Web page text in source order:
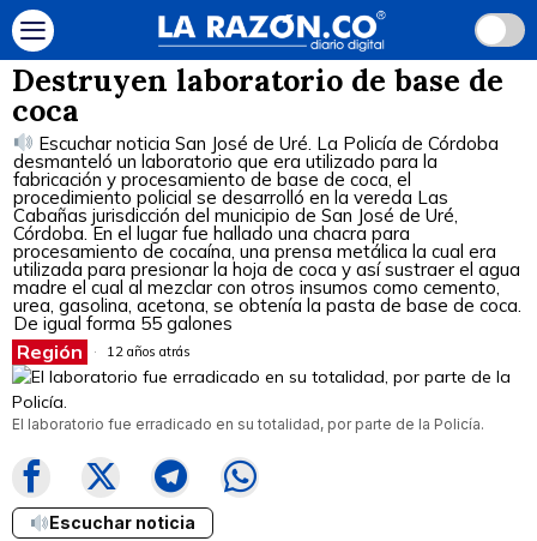
Destruyen laboratorio de base de
coca
Escuchar noticia San José de Uré. La Policía de Córdoba
desmanteló un laboratorio que era utilizado para la
fabricación y procesamiento de base de coca, el
procedimiento policial se desarrolló en la vereda Las
Cabañas jurisdicción del municipio de San José de Uré,
Córdoba. En el lugar fue hallado una chacra para
procesamiento de cocaína, una prensa metálica la cual era
utilizada para presionar la hoja de coca y así sustraer el agua
madre el cual al mezclar con otros insumos como cemento,
urea, gasolina, acetona, se obtenía la pasta de base de coca.
De igual forma 55 galones
Región 12 años atrás
El laboratorio fue erradicado en su totalidad, por parte de la Policía.
Escuchar noticia